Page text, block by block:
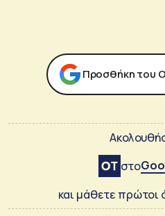
Προσθήκη του
στο
και μάθετε πρώτοι